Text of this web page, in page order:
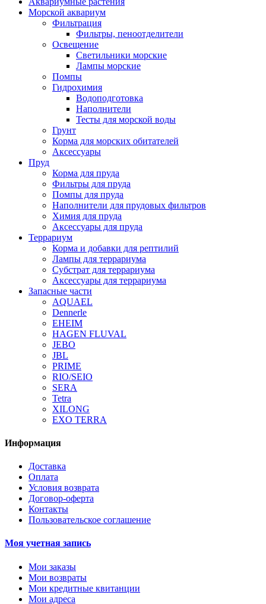
Морской аквариум
Фильтрация
Фильтры, пеноотделители
Освещение
Светильники морские
Лампы морские
Помпы
Гидрохимия
Водоподготовка
Наполнители
Тесты для морской воды
Грунт
Корма для морских обитателей
Аксессуары
Пруд
Корма для пруда
Фильтры для пруда
Помпы для пруда
Наполнители для прудовых фильтров
Химия для пруда
Аксессуары для пруда
Террариум
Корма и добавки для рептилий
Лампы для террариума
Субстрат для террариума
Аксессуары для террариума
Запасные части
AQUAEL
Dennerle
EHEIM
HAGEN FLUVAL
JEBO
JBL
PRIME
RIO/SEIO
SERA
Tetra
XILONG
EXO TERRA
Информация
Доставка
Оплата
Условия возврата
Договор-оферта
Контакты
Пользовательское соглашение
Моя учетная запись
Мои заказы
Мои возвраты
Мои кредитные квитанции
Мои адреса